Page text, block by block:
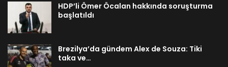
HDP’li Ömer Öcalan hakkında soruşturma
başlatıldı
Brezilya’da gündem Alex de Souza: Tiki
taka ve…